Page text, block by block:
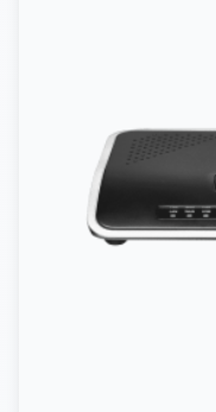
🚀 API Click2Call
🛡️ Sécurité